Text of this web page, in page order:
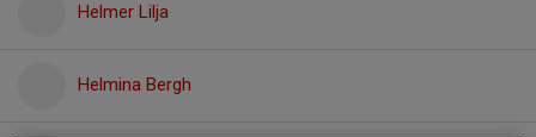
Helmer Lilja
Helmina Bergh